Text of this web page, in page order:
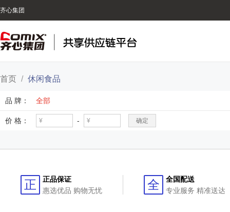
齐心集团
首页 / 休闲食品
品 牌： 全部
价 格： - 确定
正
正品保证
惠选优品 购物无忧
全
全国配送
专业服务 精准送达